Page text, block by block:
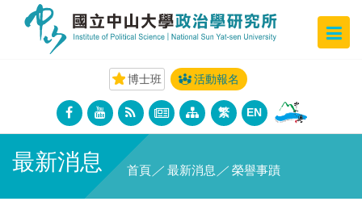
博士班 活動報名
繁 EN
最新消息 首頁 ／ 最新消息 ／ 榮譽事蹟